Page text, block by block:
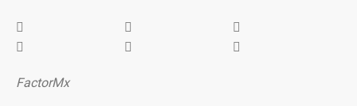
FactorMx